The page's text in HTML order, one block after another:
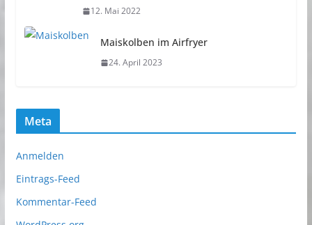
12. Mai 2022
Maiskolben im Airfryer
24. April 2023
Meta
Anmelden
Eintrags-Feed
Kommentar-Feed